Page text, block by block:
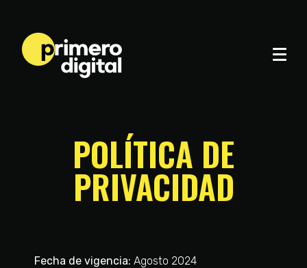
POLÍTICA DE
PRIVACIDAD
Fecha de vigencia: Agosto 2024